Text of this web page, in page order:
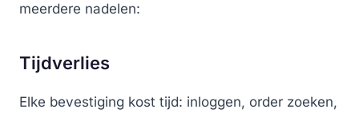
meerdere nadelen:
Tijdverlies
Elke bevestiging kost tijd: inloggen, order zoeken,